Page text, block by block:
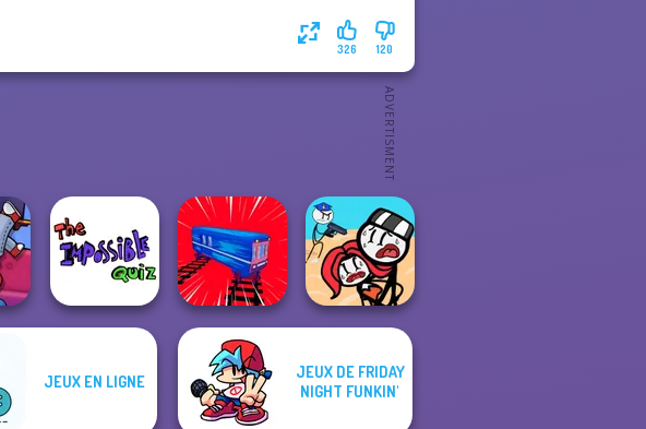
120
326
The Impossible
Train Drift
Stickman
Jailbreak Story
JEUX EN LIGNE
JEUX DE FRIDAY
NIGHT FUNKIN'